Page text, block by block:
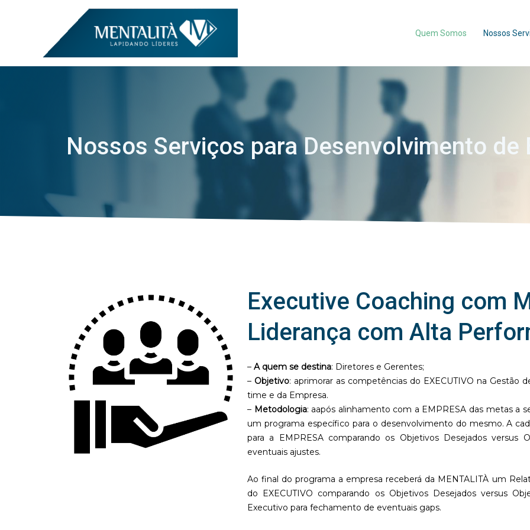
Quem Somos Nossos
Nossos Serviços para Desenvolvimento de
Executive Coaching com
Liderança com Alta
– A quem se destina: Diretores e Gerentes;
– Objetivo: aprimorar as competências do EXECUTIVO na Gestão
time e da Empresa.
– Metodologia: aapós alinhamento com a EMPRESA das metas a
um programa específico para o desenvolvimento do mesmo. A
para a EMPRESA comparando os Objetivos Desejados versus
eventuais ajustes.
Ao final do programa a empresa receberá da MENTALITÀ um
do EXECUTIVO comparando os Objetivos Desejados versus
Executivo para fechamento de eventuais gaps.